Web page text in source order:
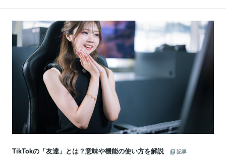
TikTokの「友達」とは？意味や機能の使い方を解説
記事